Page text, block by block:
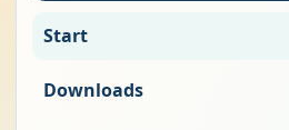
Start
Downloads